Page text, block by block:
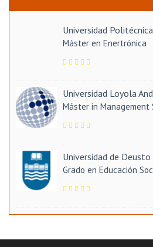
Universidad
Máster en Enertrónica
Universidad Loyola
Máster in Management
Universidad de Deusto
Grado en Educación